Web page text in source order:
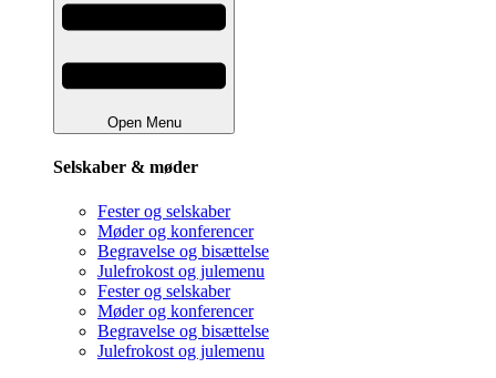
Open Menu
Selskaber & møder
Fester og selskaber
Møder og konferencer
Begravelse og bisættelse
Julefrokost og julemenu
Fester og selskaber
Møder og konferencer
Begravelse og bisættelse
Julefrokost og julemenu